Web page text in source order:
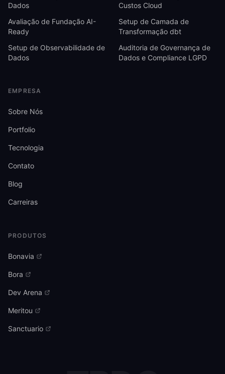
Dados
Custos Cloud
Avaliação de Fundação AI-
Ready
Setup de Camada de
Transformação dbt
Setup de Observabilidade de
Dados
Auditoria de Governança de
Dados e Compliance LGPD
EMPRESA
Sobre Nós
Portfolio
Tecnologia
Contato
Blog
Carreiras
PRODUTOS
Bonavia
Bora
Dev Arena
Meritou
Sanctuario